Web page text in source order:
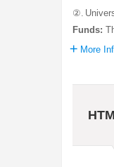
②.
Funds:
More